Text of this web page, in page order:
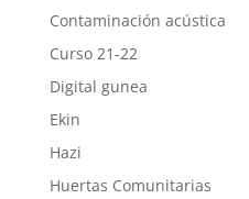
Contaminación acústica
Curso 21-22
Digital gunea
Ekin
Hazi
Huertas Comunitarias